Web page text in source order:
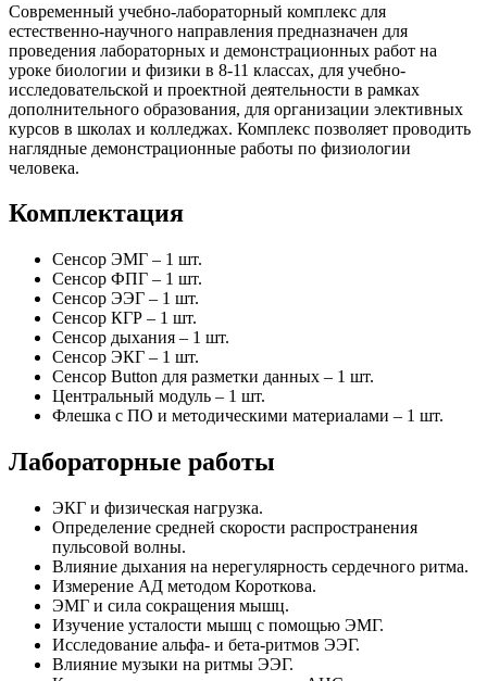
Современный учебно-лабораторный комплекс для
естественно-научного направления предназначен для
проведения лабораторных и демонстрационных работ на
уроке биологии и физики в 8-11 классах, для учебно-
исследовательской и проектной деятельности в рамках
дополнительного образования, для организации элективных
курсов в школах и колледжах. Комплекс позволяет проводить
наглядные демонстрационные работы по физиологии
человека.
Комплектация
Cенсор ЭМГ – 1 шт.
Cенсор ФПГ – 1 шт.
Cенсор ЭЭГ – 1 шт.
Cенсор КГР – 1 шт.
Cенсор дыхания – 1 шт.
Cенсор ЭКГ – 1 шт.
Cенсор Button для разметки данных – 1 шт.
Центральный модуль – 1 шт.
Флешка c ПО и методическими материалами – 1 шт.
Лабораторные работы
ЭКГ и физическая нагрузка.
Определение средней скорости распространения
пульсовой волны.
Влияние дыхания на нерегулярность сердечного ритма.
Измерение АД методом Короткова.
ЭМГ и сила сокращения мышц.
Изучение усталости мышц с помощью ЭМГ.
Исследование альфа- и бета-ритмов ЭЭГ.
Влияние музыки на ритмы ЭЭГ.